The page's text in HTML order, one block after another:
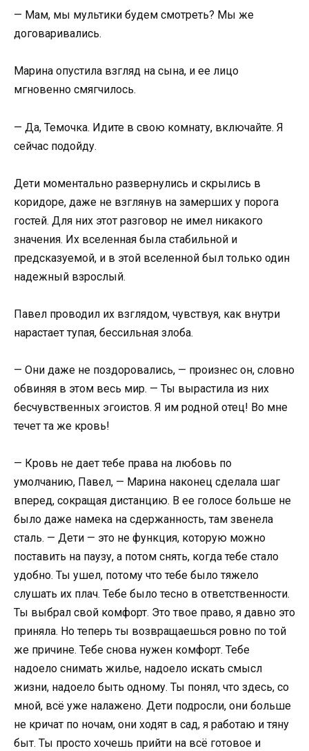
— Мам, мы мультики будем смотреть? Мы же
договаривались.
Марина опустила взгляд на сына, и ее лицо
мгновенно смягчилось.
— Да, Темочка. Идите в свою комнату, включайте. Я
сейчас подойду.
Дети моментально развернулись и скрылись в
коридоре, даже не взглянув на замерших у порога
гостей. Для них этот разговор не имел никакого
значения. Их вселенная была стабильной и
предсказуемой, и в этой вселенной был только один
надежный взрослый.
Павел проводил их взглядом, чувствуя, как внутри
нарастает тупая, бессильная злоба.
— Они даже не поздоровались, — произнес он, словно
обвиняя в этом весь мир. — Ты вырастила из них
бесчувственных эгоистов. Я им родной отец! Во мне
течет та же кровь!
— Кровь не дает тебе права на любовь по
умолчанию, Павел, — Марина наконец сделала шаг
вперед, сокращая дистанцию. В ее голосе больше не
было даже намека на сдержанность, там звенела
сталь. — Дети — это не функция, которую можно
поставить на паузу, а потом снять, когда тебе стало
удобно. Ты ушел, потому что тебе было тяжело
слушать их плач. Тебе было тесно в ответственности.
Ты выбрал свой комфорт. Это твое право, я давно это
приняла. Но теперь ты возвращаешься ровно по той
же причине. Тебе снова нужен комфорт. Тебе
надоело снимать жилье, надоело искать смысл
жизни, надоело быть одному. Ты понял, что здесь, со
мной, всё уже налажено. Дети подросли, они больше
не кричат по ночам, они ходят в сад, я работаю и тяну
быт. Ты просто хочешь прийти на всё готовое и